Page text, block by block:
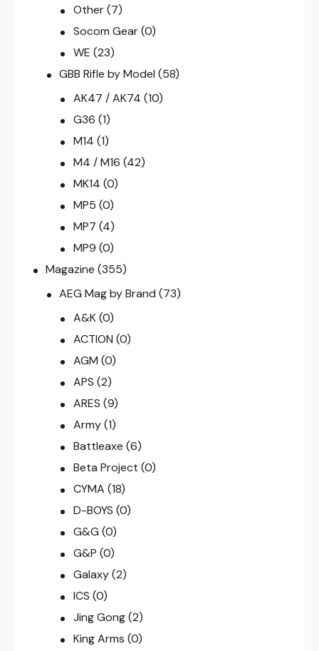
Other (7)
Socom Gear (0)
WE (23)
GBB Rifle by Model (58)
AK47 / AK74 (10)
G36 (1)
M14 (1)
M4 / M16 (42)
MK14 (0)
MP5 (0)
MP7 (4)
MP9 (0)
Magazine (355)
AEG Mag by Brand (73)
A&K (0)
ACTION (0)
AGM (0)
APS (2)
ARES (9)
Army (1)
Battleaxe (6)
Beta Project (0)
CYMA (18)
D-BOYS (0)
G&G (0)
G&P (0)
Galaxy (2)
ICS (0)
Jing Gong (2)
King Arms (0)